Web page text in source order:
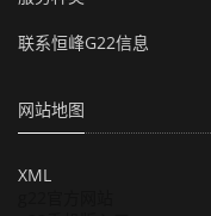
联系恒峰G22信息
网站地图
XML